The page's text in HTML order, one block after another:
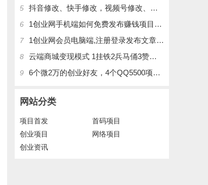
5 抖音修改、快手修改，视频号修改、大屏修改|橱窗修改|抖店修改|、招代理可单独购买
6 1创业网手机端如何免费发布赚钱项目文章
7 1创业网会员电脑端,注册登录发布文章,操作介绍
8 云端商城变现模式 1挂铁2兵马俑3赞刷4涨粉，带你玩.赚风口项日
9 6个微2万的创业好友，4个QQ5500项目好友，QQ每天在线人数2400人、承接朋友圈广告投放
网站分类
项目首发
首码项目
创业项目
网络项目
创业资讯